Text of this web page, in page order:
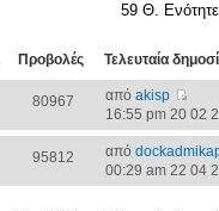
59 Θ.
Προβολές
Τελευταία
80967 απόakisp
16:55 pm 20 02
95812 από
00:29 am 22 04